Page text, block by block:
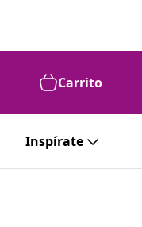
Carrito
Inspírate